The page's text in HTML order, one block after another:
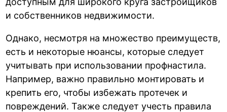
и собственников недвижимости.
Однако, несмотря на множество преимуществ,
есть и некоторые нюансы, которые следует
учитывать при использовании профнастила.
Например, важно правильно монтировать и
крепить его, чтобы избежать протечек и
повреждений. Также следует учесть правила